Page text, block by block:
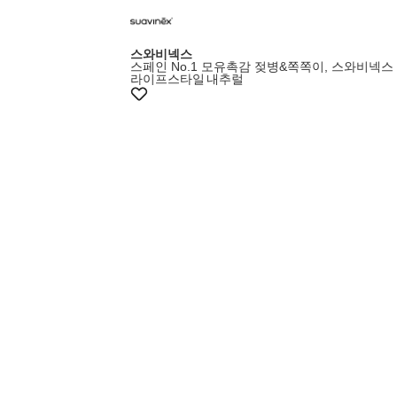
스와비넥스
스페인 No.1 모유촉감 젖병&쪽쪽이, 스와비넥스
라이프스타일 내추럴